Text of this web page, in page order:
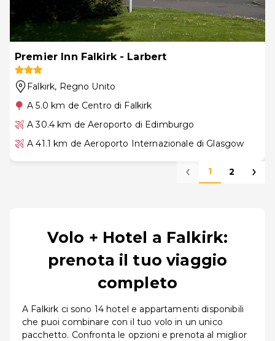
Premier Inn Falkirk - Larbert
Falkirk, Regno Unito
A 5.0 km de Centro di Falkirk
A 30.4 km de Aeroporto di Edimburgo
A 41.1 km de Aeroporto Internazionale di Glasgow
1 2
Volo + Hotel a Falkirk:
prenota il tuo viaggio
completo
A Falkirk ci sono 14 hotel e appartamenti disponibili
che puoi combinare con il tuo volo in un unico
pacchetto. Confronta le opzioni e prenota al miglior